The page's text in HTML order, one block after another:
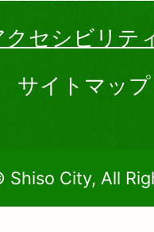
クセシビリテ
サイトマップ
City, All